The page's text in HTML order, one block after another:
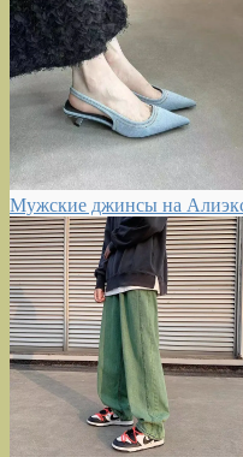
Мужские джинсы на